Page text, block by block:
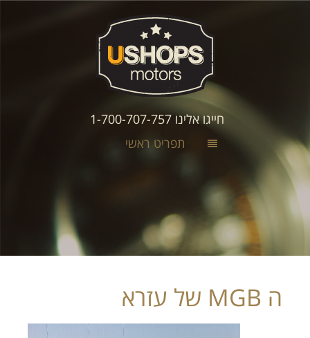
חייגו אלינו 1-700-707-757
תפריט ראשי
ה MGB של עזרא